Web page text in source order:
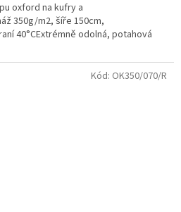
oxford na kufry a
350g/m2, šíře 150cm,
40°CExtrémně odolná, potahová
Kód: OK350/070/R